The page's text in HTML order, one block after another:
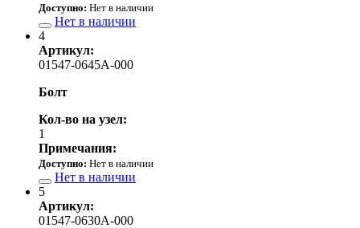
Доступно: Нет в наличии
Нет в наличии
4
Артикул:
01547-0645A-000
Болт
Кол-во на узел:
1
Примечания:
Доступно: Нет в наличии
Нет в наличии
5
Артикул:
01547-0630A-000